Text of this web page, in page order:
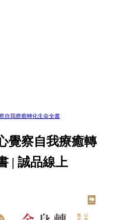
自我療癒轉化生命全書
覺察自我療癒轉
| 誠品線上